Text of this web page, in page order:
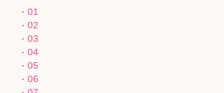
01
02
03
04
05
06